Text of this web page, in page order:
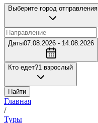
Выберите город отправления
Даты07.08.2026 - 14.08.2026
Кто едет?1 взрослый
Найти
Главная
/
Туры